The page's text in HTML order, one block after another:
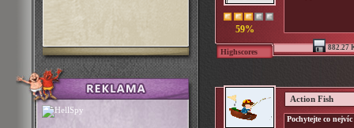
59%
Highscores 882.27
Action Fish
Pochytejte co